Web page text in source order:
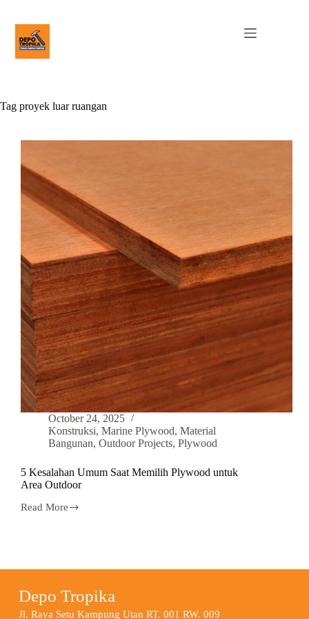
Tag proyek luar ruangan
October 24, 2025
Konstruksi, Marine Plywood, Material
Bangunan, Outdoor Projects, Plywood
5 Kesalahan Umum Saat Memilih Plywood untuk
Area Outdoor
Read More
Depo Tropika
Jl. Raya Setu Kampung Utan RT. 001 RW. 009